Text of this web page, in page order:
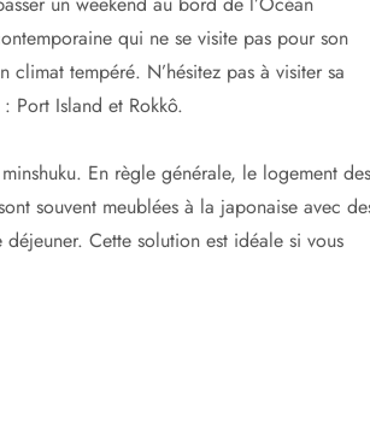
en soirée et visitez l’Umeda Sky Building,
un des plus grands aquariums du
un weekend au bord de l’Océan
qui ne se visite pas pour son